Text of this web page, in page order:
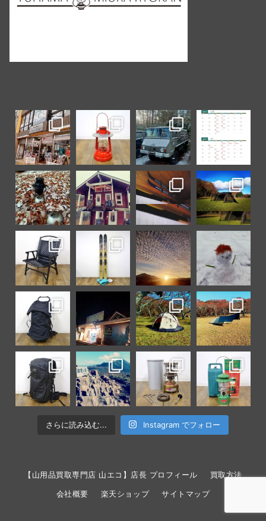
さらに読み込む... Instagram でフォロー
【山用品買取専門店 山エコ】店長 プロフィール 買取方法
会社概要 楽天ショップ サイトマップ